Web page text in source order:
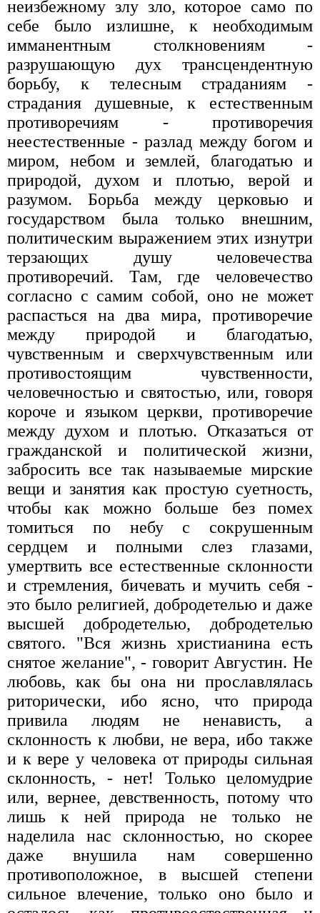
неизбежному злу зло, которое само по
себе было излишне, к необходимым
имманентным столкновениям -
разрушающую дух трансцендентную
борьбу, к телесным страданиям -
страдания душевные, к естественным
противоречиям - противоречия
неестественные - разлад между богом и
миром, небом и землей, благодатью и
природой, духом и плотью, верой и
разумом. Борьба между церковью и
государством была только внешним,
политическим выражением этих изнутри
терзающих душу человечества
противоречий. Там, где человечество
согласно с самим собой, оно не может
распасться на два мира, противоречие
между природой и благодатью,
чувственным и сверхчувственным или
противостоящим чувственности,
человечностью и святостью, или, говоря
короче и языком церкви, противоречие
между духом и плотью. Отказаться от
гражданской и политической жизни,
забросить все так называемые мирские
вещи и занятия как простую суетность,
чтобы как можно больше без помех
томиться по небу с сокрушенным
сердцем и полными слез глазами,
умертвить все естественные склонности
и стремления, бичевать и мучить себя -
это было религией, добродетелью и даже
высшей добродетелью, добродетелью
святого. "Вся жизнь христианина есть
снятое желание", - говорит Августин. Не
любовь, как бы она ни прославлялась
риторически, ибо ясно, что природа
привила людям не ненависть, а
склонность к любви, не вера, ибо также
и к вере у человека от природы сильная
склонность, - нет! Только целомудрие
или, вернее, девственность, потому что
лишь к ней природа не только не
наделила нас склонностью, но скорее
даже внушила нам совершенно
противоположное, в высшей степени
сильное влечение, только оно было и